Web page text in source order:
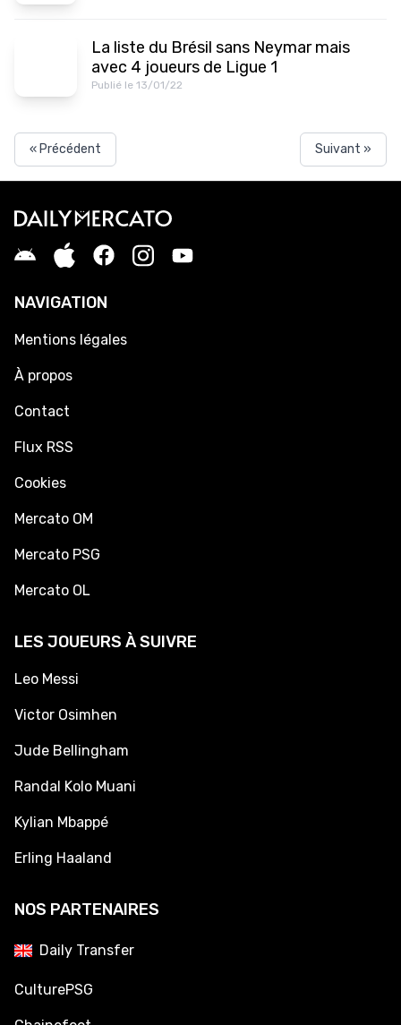
La liste du Brésil sans Neymar mais
avec 4 joueurs de Ligue 1
Publié le 13/01/22
« Précédent Suivant »
NAVIGATION
Mentions légales
À propos
Contact
Flux RSS
Cookies
Mercato OM
Mercato PSG
Mercato OL
LES JOUEURS À SUIVRE
Leo Messi
Victor Osimhen
Jude Bellingham
Randal Kolo Muani
Kylian Mbappé
Erling Haaland
NOS PARTENAIRES
Daily Transfer
CulturePSG